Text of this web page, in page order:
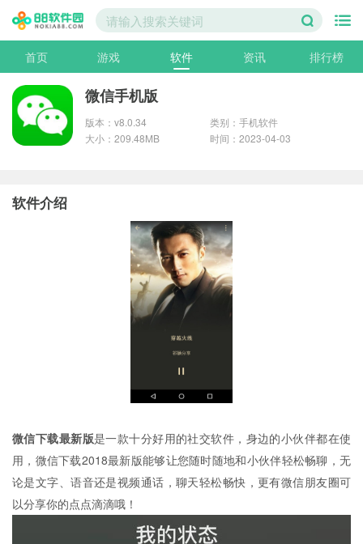
首页 游戏 软件 资讯 排行榜
微信手机版
版本：v8.0.34
类别：手机软件
大小：209.48MB
时间：2023-04-03
软件介绍
微信下载最新版是一款十分好用的社交软件，身边的小伙伴都在使
用，微信下载2018最新版能够让您随时随地和小伙伴轻松畅聊，无
论是文字、语音还是视频通话，聊天轻松畅快，更有微信朋友圈可
以分享你的点点滴滴哦！